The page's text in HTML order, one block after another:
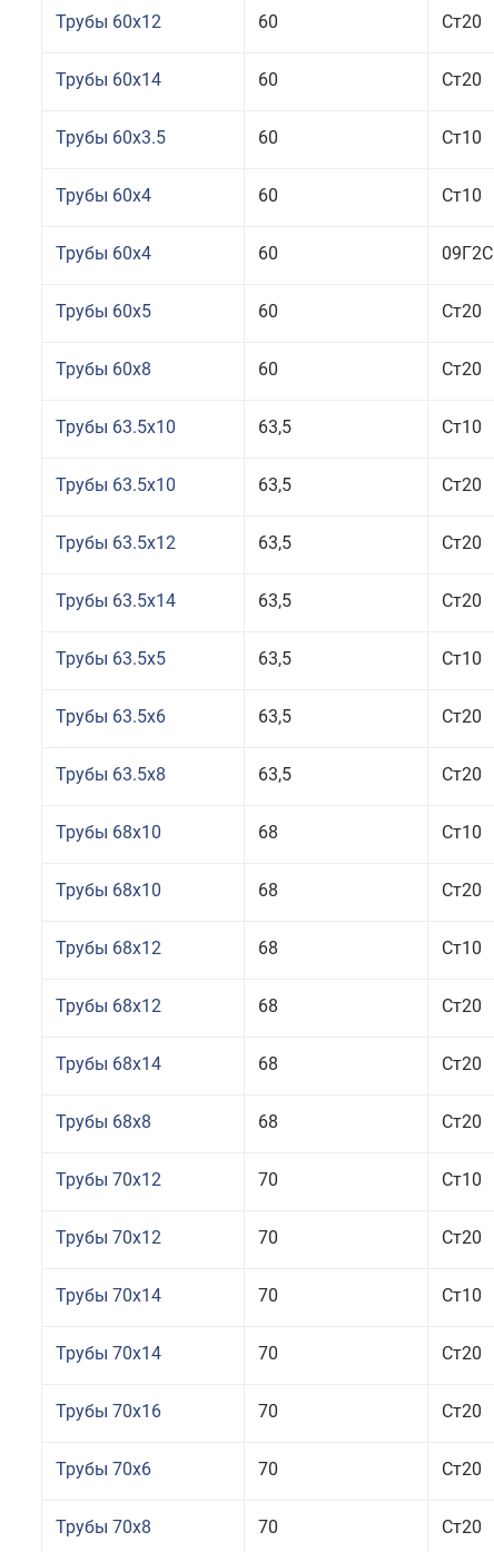
Трубы 60x12 60 Ст20
Трубы 60x14 60 Ст20
Трубы 60x3.5 60 Ст10
Трубы 60x4 60 Ст10
Трубы 60x4 60 09Г2С
Трубы 60x5 60 Ст20
Трубы 60x8 60 Ст20
Трубы 63.5x10 63,5 Ст10
Трубы 63.5x10 63,5 Ст20
Трубы 63.5x12 63,5 Ст20
Трубы 63.5x14 63,5 Ст20
Трубы 63.5x5 63,5 Ст10
Трубы 63.5x6 63,5 Ст20
Трубы 63.5x8 63,5 Ст20
Трубы 68x10 68 Ст10
Трубы 68x10 68 Ст20
Трубы 68x12 68 Ст10
Трубы 68x12 68 Ст20
Трубы 68x14 68 Ст20
Трубы 68x8 68 Ст20
Трубы 70x12 70 Ст10
Трубы 70x12 70 Ст20
Трубы 70x14 70 Ст10
Трубы 70x14 70 Ст20
Трубы 70x16 70 Ст20
Трубы 70x6 70 Ст20
Трубы 70x8 70 Ст20